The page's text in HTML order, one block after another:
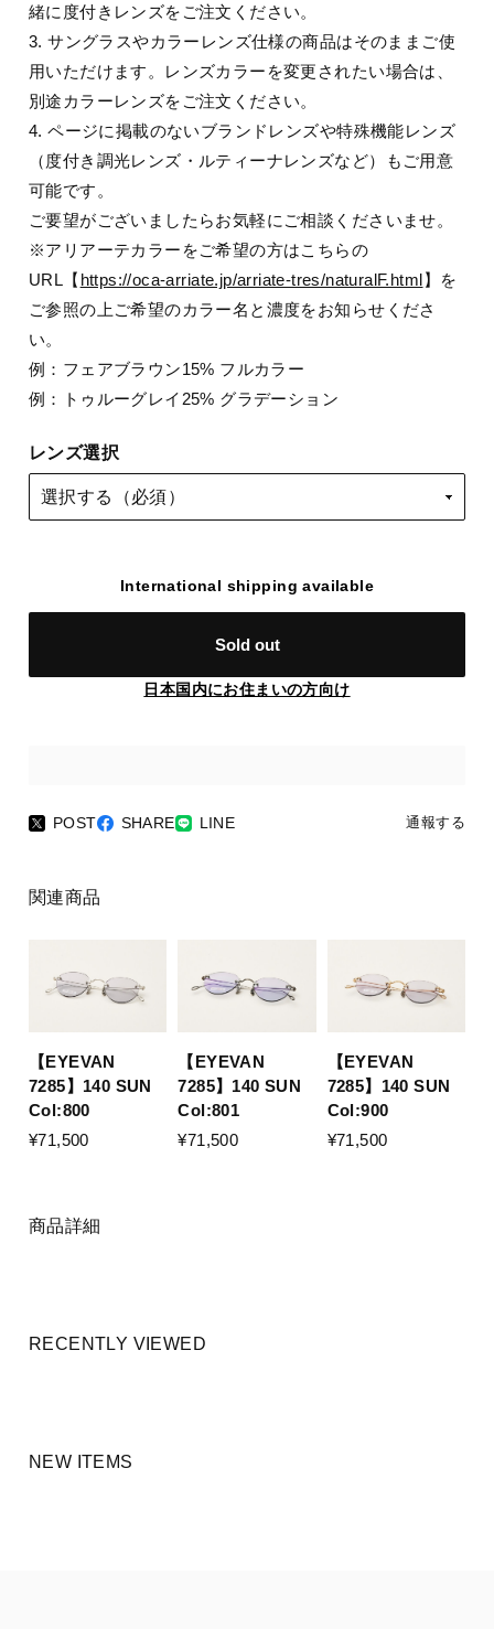
緒に度付きレンズをご注文ください。
3. サングラスやカラーレンズ仕様の商品はそのままご使
用いただけます。レンズカラーを変更されたい場合は、
別途カラーレンズをご注文ください。
4. ページに掲載のないブランドレンズや特殊機能レンズ
（度付き調光レンズ・ルティーナレンズなど）もご用意
可能です。
ご要望がございましたらお気軽にご相談くださいませ。
※アリアーテカラーをご希望の方はこちらの
URL【 https://oca-arriate.jp/arriate-tres/naturalF.html】を
ご参照の上ご希望のカラー名と濃度をお知らせくださ
い。
例：フェアブラウン15% フルカラー
例：トゥルーグレイ25% グラデーション
レンズ選択
International shipping available
Sold out
日本国内にお住まいの方向け
POST SHARE LINE 通報する
関連商品
【EYEVAN
7285】140 SUN
Col:800
¥71,500
【EYEVAN
7285】140 SUN
Col:801
¥71,500
【EYEVAN
7285】140 SUN
Col:900
¥71,500
商品詳細
RECENTLY VIEWED
NEW ITEMS